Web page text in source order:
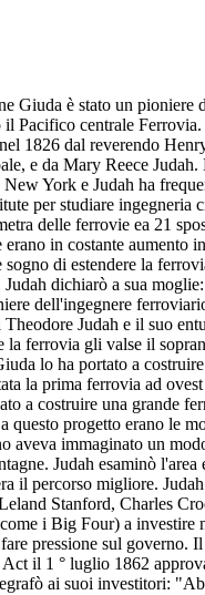
Giuda è stato un pioniere
Pacifico centrale Ferrovia.
1826 dal reverendo
e da Mary Reece
York e Judah ha
per studiare ingegneria
delle ferrovie ea 21
in costante aumento
di estendere la
Judah dichiarò a sua
dell'ingegnere
Judah e il suo
la ferrovia gli valse il
lo ha portato a
la prima ferrovia ad
a costruire una grande
questo progetto erano le
aveva immaginato un
Judah esaminò
il percorso migliore.
Stanford, Charles
i Big Four) a investire
pressione sul governo.
il 1 ° luglio 1862
ai suoi investitori: